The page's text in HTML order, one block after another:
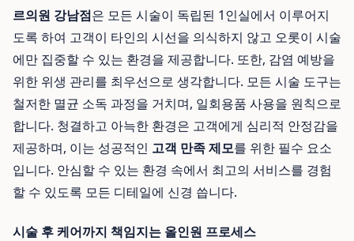
르의원 강남점은 모든 시술이 독립된 1인실에서 이루어지
도록 하여 고객이 타인의 시선을 의식하지 않고 오롯이 시술
에만 집중할 수 있는 환경을 제공합니다. 또한, 감염 예방을
위한 위생 관리를 최우선으로 생각합니다. 모든 시술 도구는
철저한 멸균 소독 과정을 거치며, 일회용품 사용을 원칙으로
합니다. 청결하고 아늑한 환경은 고객에게 심리적 안정감을
제공하며, 이는 성공적인 고객 만족 제모를 위한 필수 요소
입니다. 안심할 수 있는 환경 속에서 최고의 서비스를 경험
할 수 있도록 모든 디테일에 신경 씁니다.
시술 후 케어까지 책임지는 올인원 프로세스